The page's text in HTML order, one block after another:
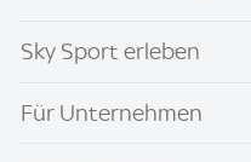
Sky Sport erleben
Für Unternehmen